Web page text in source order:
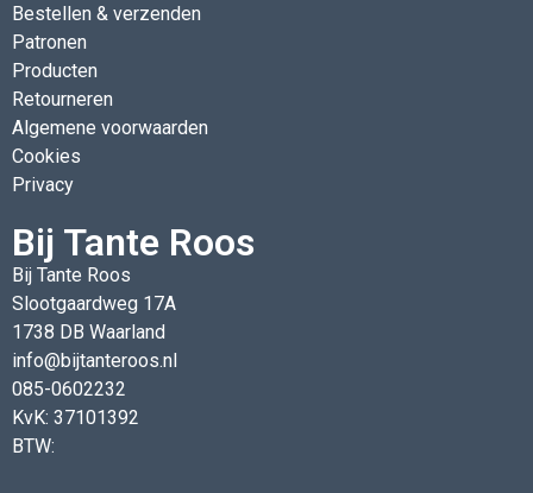
Bestellen & verzenden
Patronen
Producten
Retourneren
Algemene voorwaarden
Cookies
Privacy
Bij Tante Roos
Bij Tante Roos
Slootgaardweg 17A
1738 DB Waarland
info@bijtanteroos.nl
085-0602232
KvK: 37101392
BTW: